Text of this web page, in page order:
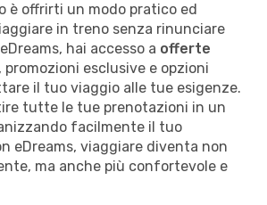
è offrirti un modo pratico ed
in treno senza rinunciare
hai accesso a offerte
, promozioni esclusive e opzioni
il tuo viaggio alle tue esigenze.
tutte le tue prenotazioni in un
facilmente il tuo
eDreams, viaggiare diventa non
ma anche più confortevole e